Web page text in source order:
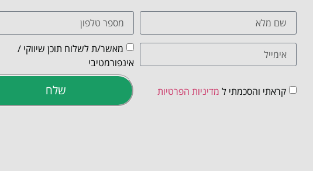
מאשר/ת לשלוח תוכן שיווקי /
אינפורמטיבי
קראתי והסכמתי ל מדיניות הפרטיות שלח